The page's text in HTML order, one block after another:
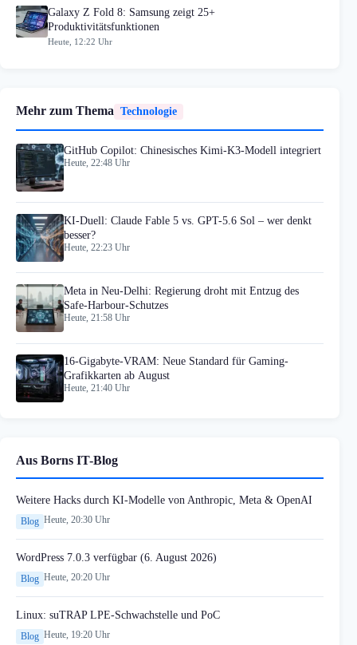
Galaxy Z Fold 8: Samsung zeigt 25+
Produktivitätsfunktionen
Heute, 12:22 Uhr
Mehr zum Thema Technologie
GitHub Copilot: Chinesisches Kimi-K3-Modell integriert
Heute, 22:48 Uhr
KI-Duell: Claude Fable 5 vs. GPT-5.6 Sol – wer denkt
besser?
Heute, 22:23 Uhr
Meta in Neu-Delhi: Regierung droht mit Entzug des
Safe-Harbour-Schutzes
Heute, 21:58 Uhr
16-Gigabyte-VRAM: Neue Standard für Gaming-
Grafikkarten ab August
Heute, 21:40 Uhr
Aus Borns IT-Blog
Weitere Hacks durch KI-Modelle von Anthropic, Meta & OpenAI
Blog Heute, 20:30 Uhr
WordPress 7.0.3 verfügbar (6. August 2026)
Blog Heute, 20:20 Uhr
Linux: suTRAP LPE-Schwachstelle und PoC
Blog Heute, 19:20 Uhr